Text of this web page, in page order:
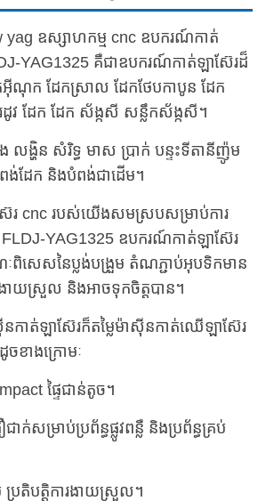
ឧស្សាហកម្ម cnc ឧបករណ៍កាត់
YAG1325 គឺជាឧបករណ៍កាត់ឡាស៊ែរដ៏
អ៊ីណុក ដែកស្រាល ដែកថែបកាបូន ដែក
ដូវ ដែក ដែក ស័ង្កសី សន្លឹកស័ង្កសី។
ង្ហិន សំរិទ្ធ មាស ប្រាក់ បន្ទះទីតានីញ៉ូម
ពង់ដែក និងបំពង់ជាដើម។
ែរ cnc របស់យើងសមស្របសម្រាប់ការ
YAG1325 ឧបករណ៍កាត់ឡាស៊ែរ
ពិសេសនៃប្លង់បង្រួម តំណភ្ជាប់អុបទិកមាន
រងាយស្រួល និងអាចទុកចិត្តបាន។
ាត់ឡាស៊ែរក៏តម្លៃម៉ាស៊ីនកាត់ឈើឡាស៊ែរ
ខាងក្រោមៈ
ផ្ទៃជាន់តូច។
ាក់សម្រាប់ប្រព័ន្ធផ្លូវពន្លឺ និងប្រព័ន្ធគ្រប់
ប្រតិបត្តិការងាយស្រួល។